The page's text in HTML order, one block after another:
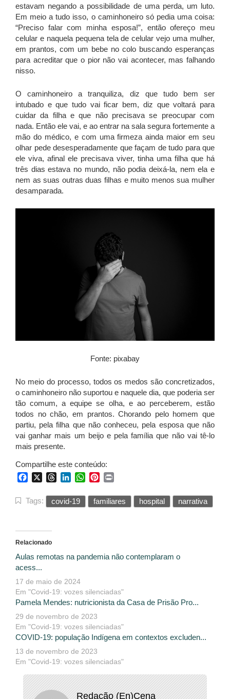
estavam negando a possibilidade de uma perda, um luto.
Em meio a tudo isso, o caminhoneiro só pedia uma coisa:
“Preciso falar com minha esposa!”, então ofereço meu
celular e naquela pequena tela de celular vejo uma mulher,
em prantos, com um bebe no colo buscando esperanças
para acreditar que o pior não vai acontecer, mas falhando
nisso.
O caminhoneiro a tranquiliza, diz que tudo bem ser
intubado e que tudo vai ficar bem, diz que voltará para
cuidar da filha e que não precisava se preocupar com
nada. Então ele vai, e ao entrar na sala segura fortemente a
mão do médico, e com uma firmeza ainda maior em seu
olhar pede desesperadamente que façam de tudo para que
ele viva, afinal ele precisava viver, tinha uma filha que há
três dias estava no mundo, não podia deixá-la, nem ela e
nem as suas outras duas filhas e muito menos sua mulher
desamparada.
Fonte: pixabay
No meio do processo, todos os medos são concretizados,
o caminhoneiro não suportou e naquele dia, que poderia ser
tão comum, a equipe se olha, e ao perceberem, estão
todos no chão, em prantos. Chorando pelo homem que
partiu, pela filha que não conheceu, pela esposa que não
vai ganhar mais um beijo e pela família que não vai tê-lo
mais presente.
Compartilhe este conteúdo:
FacebookThreadsLinkedInWhatsApp
Pinterest
Tags: covid-19 familiares hospital narrativa
Relacionado
Aulas remotas na pandemia não contemplaram o
acess...
17 de maio de 2024
Em "Covid-19: vozes silenciadas"
Pamela Mendes: nutricionista da Casa de Prisão Pro...
29 de novembro de 2023
Em "Covid-19: vozes silenciadas"
COVID-19: população Indígena em contextos excluden...
13 de novembro de 2023
Em "Covid-19: vozes silenciadas"
Redação (En)Cena